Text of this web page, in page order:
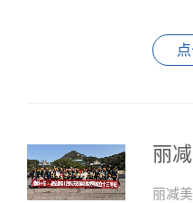
都会
到影
丽减